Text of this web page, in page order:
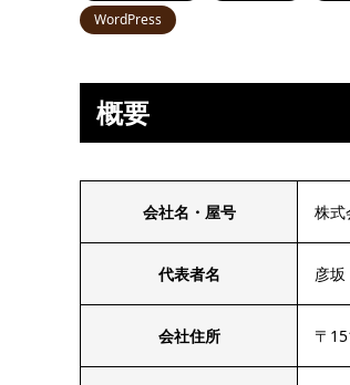
WordPress
概要
会社名・屋号 株式
代表者名 彦坂
会社住所 〒